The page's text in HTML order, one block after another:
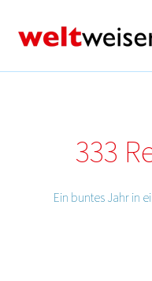
springen
333
Ein buntes Jahr in